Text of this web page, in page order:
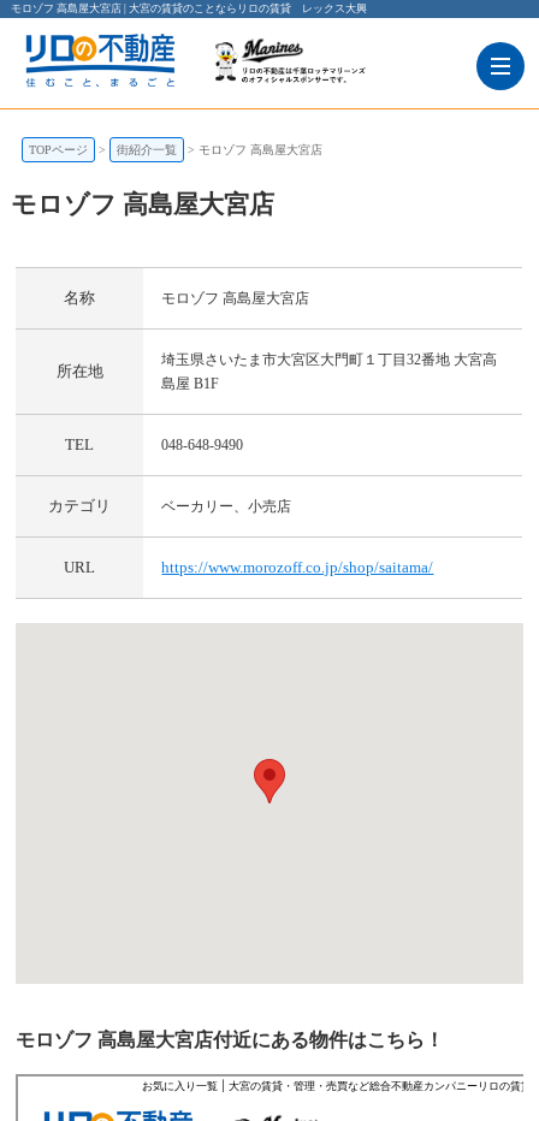
モロゾフ 高島屋大宮店 | 大宮の賃貸のことならリロの賃貸 レックス大興
TOPページ 街紹介一覧 モロゾフ 高島屋大宮店
モロゾフ 高島屋大宮店
埼玉県さいたま市大宮区大門町１丁目32番地 大宮高島屋 B1F
名称 モロゾフ 高島屋大宮店
所在地
埼玉県さいたま市大宮区大門町１丁目32番地 大宮高
島屋 B1F
TEL 048-648-9490
カテゴリ ベーカリー、小売店
URL https://www.morozoff.co.jp/shop/saitama/
モロゾフ 高島屋大宮店付近にある物件はこちら！